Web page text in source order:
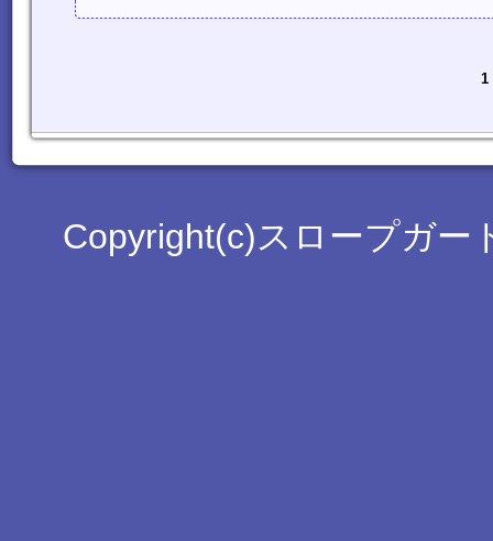
1
Copyright(c)スロープガー